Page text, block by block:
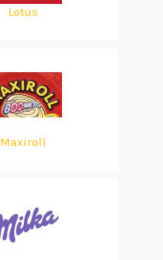
Lotus
Maxiroll